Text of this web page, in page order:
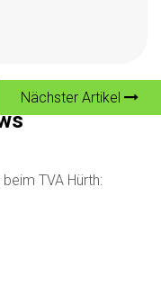
Nächster Artikel
TVA Hürth: